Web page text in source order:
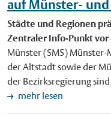
auf Münster-
Städte und Regionen
Zentraler Info-Punkt
Münster (SMS)
der Altstadt sowie der
der Bezirksregierung
Nordrhein-Westfalen-Tag
Internationale Speisen
mehr lesen